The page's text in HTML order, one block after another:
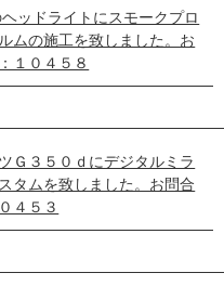
ムの施工を致しました。お
１０４５８
タムを致しました。お問合
４５３